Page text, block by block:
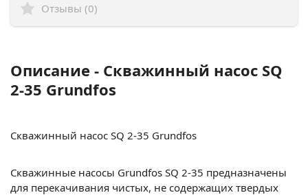
Отзывы (0)
Описание - Скважинный насос SQ
2-35 Grundfos
Скважинный насос SQ 2-35 Grundfos
Скважинные насосы Grundfos SQ 2-35 предназначены
для перекачивания чистых, не содержащих твердых